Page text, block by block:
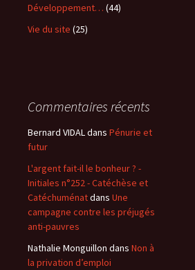
Développement… (44)
Vie du site (25)
Commentaires récents
Bernard VIDALdans Pénurie et
futur
L'argent fait-il le bonheur ? -
Initiales n°252 - Catéchèse et
Catéchuménatdans Une
campagne contre les préjugés
anti-pauvres
Nathalie Monguillon dans Non à
la privation d’emploi